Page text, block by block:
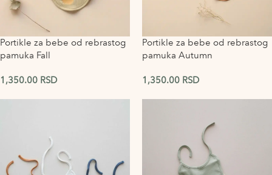
Portikle za bebe od rebrastog
pamuka Fall
1,350.00 RSD
Portikle za bebe od rebrastog
pamuka Autumn
1,350.00 RSD